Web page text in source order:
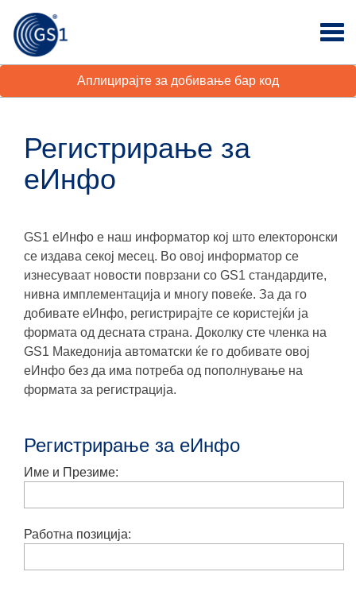
Аплицирајте за добивање бар код
Регистрирање за
еИнфо
GS1 еИнфо е наш информатор кој што електоронски
се издава секој месец. Во овој информатор се
изнесуваат новости поврзани со GS1 стандардите,
нивна имплементација и многу повеќе. За да го
добивате еИнфо, регистрирајте се користејќи ја
формата од десната страна. Доколку сте членка на
GS1 Македонија автоматски ќе го добивате овој
еИнфо без да има потреба од пополнување на
формата за регистрација.
Регистрирање за еИнфо
Име и Презиме:
Работна позиција: